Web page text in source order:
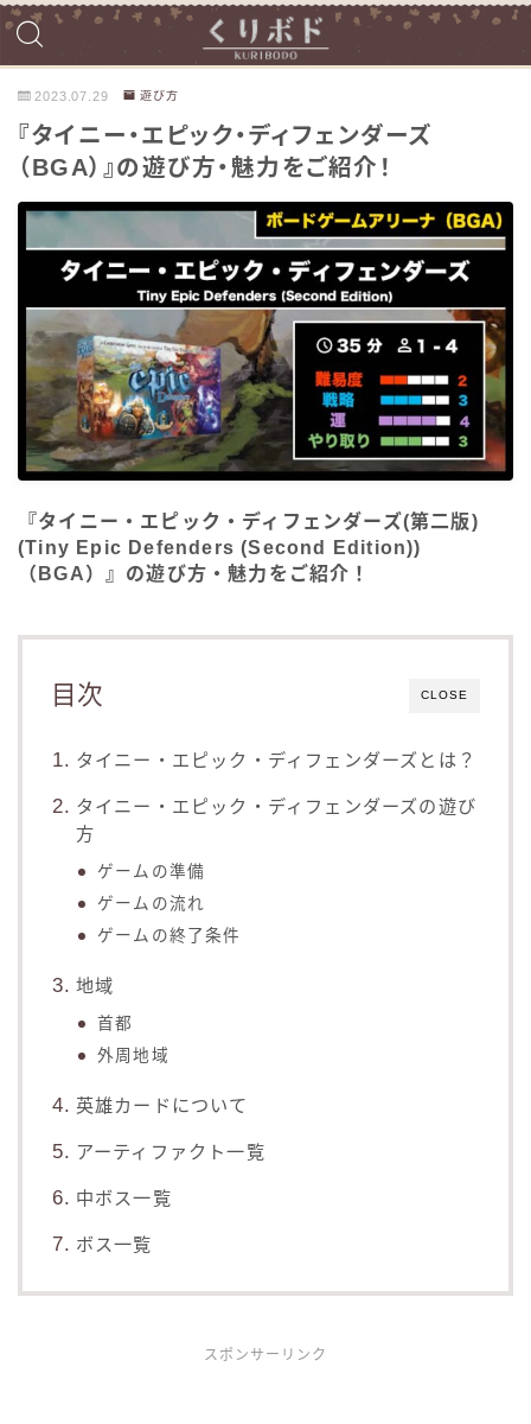
2023.07.29 遊び方
『タイニー・エピック・ディフェンダーズ
（BGA）』の遊び方・魅力をご紹介！
『タイニー・エピック・ディフェンダーズ(第二版)
(Tiny Epic Defenders (Second Edition))
（BGA）』の遊び方・魅力をご紹介！
CLOSE
目次
タイニー・エピック・ディフェンダーズとは？
タイニー・エピック・ディフェンダーズの遊び
方
ゲームの準備
ゲームの流れ
ゲームの終了条件
地域
首都
外周地域
英雄カードについて
アーティファクト一覧
中ボス一覧
ボス一覧
スポンサーリンク